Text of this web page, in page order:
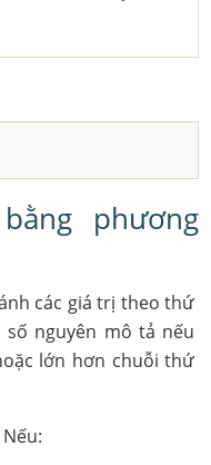
phương
các giá trị theo thứ
nguyên mô tả nếu
lớn hơn chuỗi thứ